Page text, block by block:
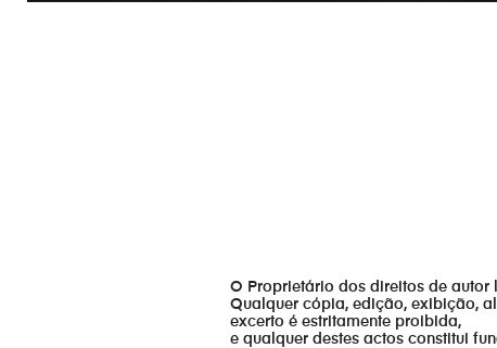
O Proprietário dos direitos de autor
Qualquer cópia, edição, exibição,
excerto é estritamente proibida,
e qualquer destes actos constitui